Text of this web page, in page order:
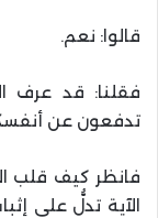
قالوا: نعم.
فقلنا: قد عرف
تدفعون عن
فانظر كيف قلب
الآية تدلُّ على